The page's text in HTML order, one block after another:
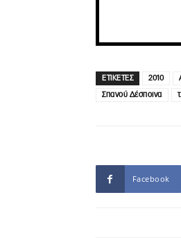
ΕΤΙΚΕΤΕΣ 2010
Σπανού Δέσποινα
Facebook